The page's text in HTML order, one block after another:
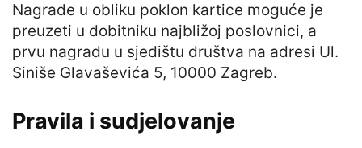
Nagrade u obliku poklon kartice moguće je
preuzeti u dobitniku najbližoj poslovnici, a
prvu nagradu u sjedištu društva na adresi Ul.
Siniše Glavaševića 5, 10000 Zagreb.
Pravila i sudjelovanje